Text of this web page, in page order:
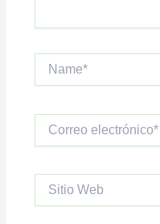
Name*
electrónico*
Sitio
Web